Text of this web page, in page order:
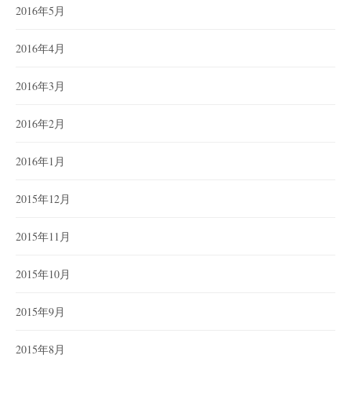
2016年5月
2016年4月
2016年3月
2016年2月
2016年1月
2015年12月
2015年11月
2015年10月
2015年9月
2015年8月